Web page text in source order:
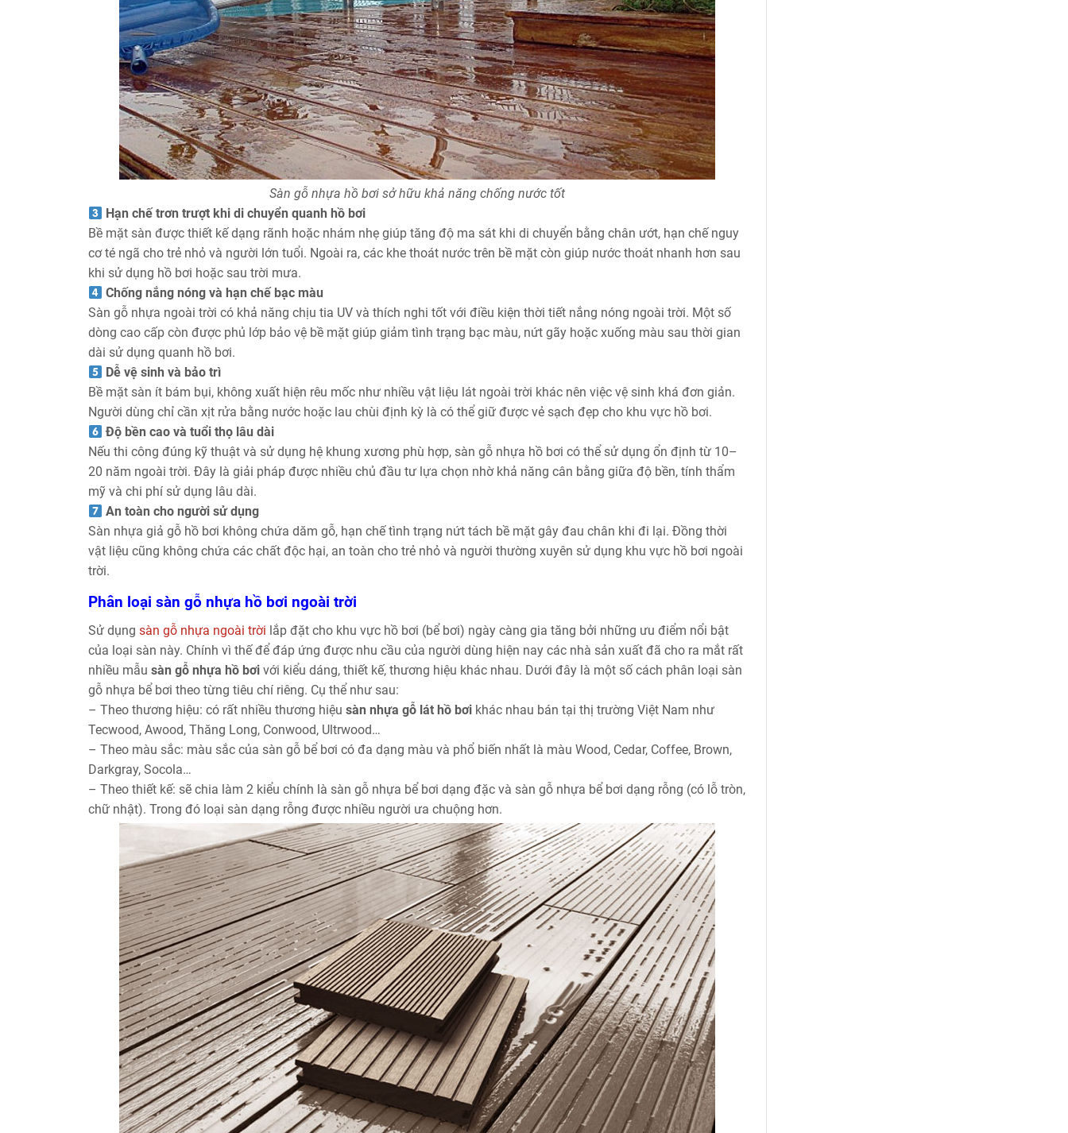
Sàn gỗ nhựa hồ bơi sở hữu khả năng chống nước tốt
Hạn chế trơn trượt khi di chuyển quanh hồ bơi
Bề mặt sàn được thiết kế dạng rãnh hoặc nhám nhẹ giúp tăng độ ma sát khi di chuyển bằng chân ướt, hạn chế nguy
cơ té ngã cho trẻ nhỏ và người lớn tuổi. Ngoài ra, các khe thoát nước trên bề mặt còn giúp nước thoát nhanh hơn sau
khi sử dụng hồ bơi hoặc sau trời mưa.
Chống nắng nóng và hạn chế bạc màu
Sàn gỗ nhựa ngoài trời có khả năng chịu tia UV và thích nghi tốt với điều kiện thời tiết nắng nóng ngoài trời. Một số
dòng cao cấp còn được phủ lớp bảo vệ bề mặt giúp giảm tình trạng bạc màu, nứt gãy hoặc xuống màu sau thời gian
dài sử dụng quanh hồ bơi.
Dễ vệ sinh và bảo trì
Bề mặt sàn ít bám bụi, không xuất hiện rêu mốc như nhiều vật liệu lát ngoài trời khác nên việc vệ sinh khá đơn giản.
Người dùng chỉ cần xịt rửa bằng nước hoặc lau chùi định kỳ là có thể giữ được vẻ sạch đẹp cho khu vực hồ bơi.
Độ bền cao và tuổi thọ lâu dài
Nếu thi công đúng kỹ thuật và sử dụng hệ khung xương phù hợp, sàn gỗ nhựa hồ bơi có thể sử dụng ổn định từ 10–
20 năm ngoài trời. Đây là giải pháp được nhiều chủ đầu tư lựa chọn nhờ khả năng cân bằng giữa độ bền, tính thẩm
mỹ và chi phí sử dụng lâu dài.
An toàn cho người sử dụng
Sàn nhựa giả gỗ hồ bơi không chứa dăm gỗ, hạn chế tình trạng nứt tách bề mặt gây đau chân khi đi lại. Đồng thời
vật liệu cũng không chứa các chất độc hại, an toàn cho trẻ nhỏ và người thường xuyên sử dụng khu vực hồ bơi ngoài
trời.
Phân loại sàn gỗ nhựa hồ bơi ngoài trời
Sử dụng sàn gỗ nhựa ngoài trời lắp đặt cho khu vực hồ bơi (bể bơi) ngày càng gia tăng bởi những ưu điểm nổi bật
của loại sàn này. Chính vì thế để đáp ứng được nhu cầu của người dùng hiện nay các nhà sản xuất đã cho ra mắt rất
nhiều mẫu sàn gỗ nhựa hồ bơi với kiểu dáng, thiết kế, thương hiệu khác nhau. Dưới đây là một số cách phân loại sàn
gỗ nhựa bể bơi theo từng tiêu chí riêng. Cụ thể như sau:
– Theo thương hiệu: có rất nhiều thương hiệu sàn nhựa gỗ lát hồ bơi khác nhau bán tại thị trường Việt Nam như
Tecwood, Awood, Thăng Long, Conwood, Ultrwood…
– Theo màu sắc: màu sắc của sàn gỗ bể bơi có đa dạng màu và phổ biến nhất là màu Wood, Cedar, Coffee, Brown,
Darkgray, Socola…
– Theo thiết kế: sẽ chia làm 2 kiểu chính là sàn gỗ nhựa bể bơi dạng đặc và sàn gỗ nhựa bể bơi dạng rỗng (có lỗ tròn,
chữ nhật). Trong đó loại sàn dạng rỗng được nhiều người ưa chuộng hơn.